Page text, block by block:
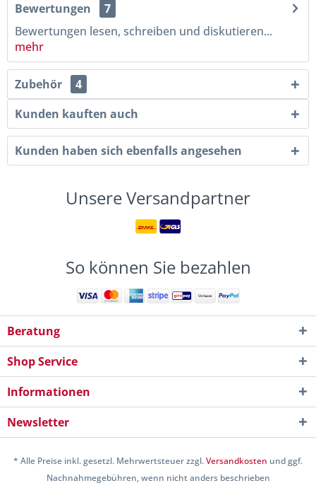
Bewertungen
7
Bewertungen lesen, schreiben und diskutieren...
mehr
Zubehör
4
Kunden kauften auch
Kunden haben sich ebenfalls angesehen
Unsere Versandpartner
So können Sie bezahlen
Beratung
Shop Service
Informationen
Newsletter
* Alle Preise inkl. gesetzl. Mehrwertsteuer zzgl.Versandkosten und ggf.
Nachnahmegebühren, wenn nicht anders beschrieben